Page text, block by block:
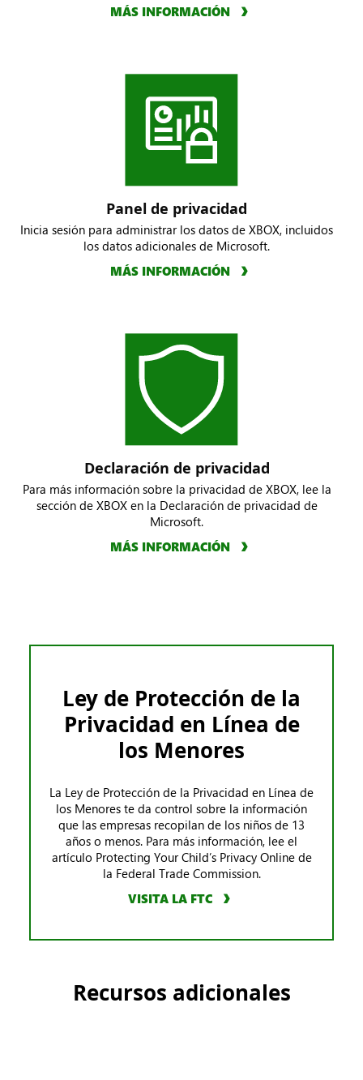
MÁS INFORMACIÓN
Panel de privacidad
Inicia sesión para administrar los datos de XBOX, incluidos
los datos adicionales de Microsoft.
MÁS INFORMACIÓN
Declaración de privacidad
Para más información sobre la privacidad de XBOX, lee la
sección de XBOX en la Declaración de privacidad de
Microsoft.
MÁS INFORMACIÓN
Ley de Protección de la
Privacidad en Línea de
los Menores
La Ley de Protección de la Privacidad en Línea de
los Menores te da control sobre la información
que las empresas recopilan de los niños de 13
años o menos. Para más información, lee el
artículo Protecting Your Child’s Privacy Online de
la Federal Trade Commission.
VISITA LA FTC
Recursos adicionales